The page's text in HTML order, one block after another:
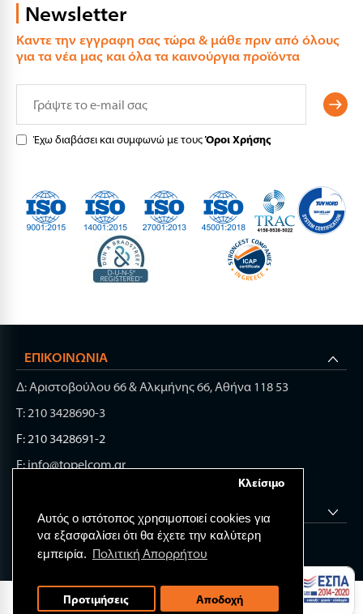
Αυτός ο ιστότοπος χρησιμοποιεί cookies για
να εξασφαλίσει ότι θα έχετε την καλύτερη
εμπειρία. Πολιτική Απορρήτου
Κλείσιμο
Προτιμήσεις Αποδοχή
Newsletter
Καντε την εγγραφη σας τώρα & μάθε πριν από όλους
για τα νέα μας και όλα τα καινούργια προϊόντα
Έχω διαβάσει και συμφωνώ με τουςΌροι Χρήσης
ΕΠΙΚΟΙΝΩΝΊΑ
Δ: Αριστοβούλου 66 & Αλκμήνης 66, Αθήνα 118 53
Τ: 210 3428690-3
F: 210 3428691-2
E: info@topelcom.gr
ΧΡΉΣΙΜΑ LINK
© 2026 TOP ELECTRONIC COMPONENTS.